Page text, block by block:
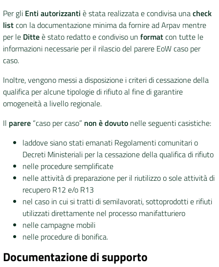
Per gli Enti autorizzanti è stata realizzata e condivisa unacheck
listcon la documentazione minima da fornire ad Arpav mentre
per le Ditteè stato redatto e condiviso un formatcon tutte le
informazioni necessarie per il rilascio del parere EoW caso per
caso.
Inoltre, vengono messi a disposizione i criteri di cessazione della
qualifica per alcune tipologie di rifiuto al fine di garantire
omogeneità a livello regionale.
Il parere “caso per caso” non è dovuto nelle seguenti casistiche:
laddove siano stati emanati Regolamenti comunitari o
Decreti Ministeriali per la cessazione della qualifica di rifiuto
nelle procedure semplificate
nelle attività di preparazione per il riutilizzo o sole attività di
recupero R12 e/o R13
nel caso in cui si tratti di semilavorati, sottoprodotti e rifiuti
utilizzati direttamente nel processo manifatturiero
nelle campagne mobili
nelle procedure di bonifica.
Documentazione di supporto